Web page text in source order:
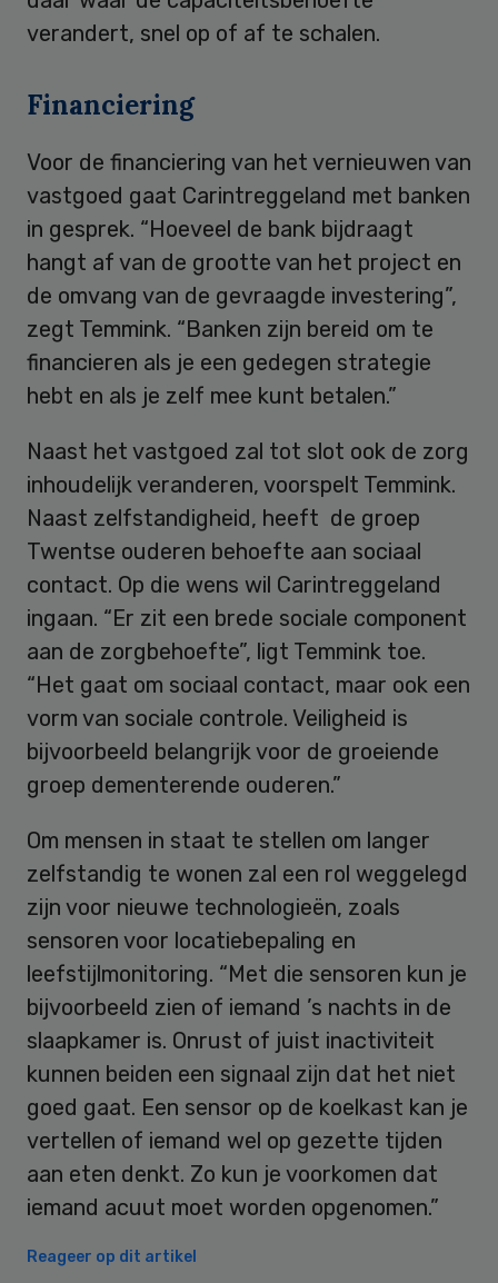
verandert, snel op of af te schalen.
Financiering
Voor de financiering van het vernieuwen van
vastgoed gaat Carintreggeland met banken
in gesprek. “Hoeveel de bank bijdraagt
hangt af van de grootte van het project en
de omvang van de gevraagde investering”,
zegt Temmink. “Banken zijn bereid om te
financieren als je een gedegen strategie
hebt en als je zelf mee kunt betalen.”
Naast het vastgoed zal tot slot ook de zorg
inhoudelijk veranderen, voorspelt Temmink.
Naast zelfstandigheid, heeft de groep
Twentse ouderen behoefte aan sociaal
contact. Op die wens wil Carintreggeland
ingaan. “Er zit een brede sociale component
aan de zorgbehoefte”, ligt Temmink toe.
“Het gaat om sociaal contact, maar ook een
vorm van sociale controle. Veiligheid is
bijvoorbeeld belangrijk voor de groeiende
groep dementerende ouderen.”
Om mensen in staat te stellen om langer
zelfstandig te wonen zal een rol weggelegd
zijn voor nieuwe technologieën, zoals
sensoren voor locatiebepaling en
leefstijlmonitoring. “Met die sensoren kun je
bijvoorbeeld zien of iemand ’s nachts in de
slaapkamer is. Onrust of juist inactiviteit
kunnen beiden een signaal zijn dat het niet
goed gaat. Een sensor op de koelkast kan je
vertellen of iemand wel op gezette tijden
aan eten denkt. Zo kun je voorkomen dat
iemand acuut moet worden opgenomen.”
Reageer op dit artikel